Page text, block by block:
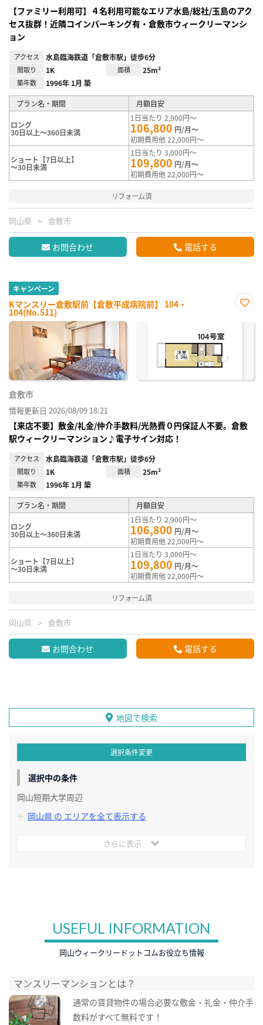
【ファミリー利用可】４名利用可能なエリア水島/総社/玉島のアク
セス抜群！近隣コインパーキング有・倉敷市ウィークリーマンシ
ョン
アクセス 水島臨海鉄道「倉敷市駅」徒歩6分
間取り 1K 面積 25m²
築年数 1996年 1月 築
プラン名・期間 月額目安
ロング
30日以上～360日未満
1日当たり 2,900円～
106,800 円/月～
初期費用他 22,000円～
ショート【7日以上】
～30日未満
1日当たり 3,000円～
109,800 円/月～
初期費用他 22,000円～
リフォーム済
岡山県 倉敷市
お問合わせ 電話する
キャンペーン
Kマンスリー倉敷駅前【倉敷平成病院前】 104・
104(No.511)
に入
倉敷市
情報更新日 2026/08/09 18:21
【来店不要】敷金/礼金/仲介手数料/光熱費０円保証人不要。倉敷
駅ウィークリーマンション♪電子サイン対応！
アクセス 水島臨海鉄道「倉敷市駅」徒歩6分
間取り 1K 面積 25m²
築年数 1996年 1月 築
プラン名・期間 月額目安
ロング
30日以上～360日未満
1日当たり 2,900円～
106,800 円/月～
初期費用他 22,000円～
ショート【7日以上】
～30日未満
1日当たり 3,000円～
109,800 円/月～
初期費用他 22,000円～
リフォーム済
岡山県 倉敷市
お問合わせ 電話する
地図で検索
選択条件変更
選択中の条件
岡山短期大学周辺
岡山県 の エリアを全て表示する
さらに表示
USEFUL INFORMATION
岡山ウィークリードットコムお役立ち情報
マンスリーマンションとは？
通常の賃貸物件の場合必要な敷金・礼金・仲介手
数料がすべて無料です！